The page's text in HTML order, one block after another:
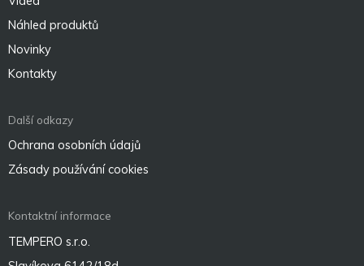
Náhled produktů
Novinky
Kontakty
Další odkazy
Ochrana osobních údajů
Zásady používání cookies
Kontaktní informace
TEMPERO s.r.o.